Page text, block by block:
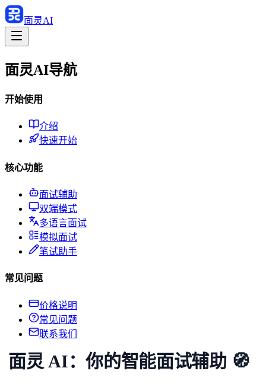
面灵AI
面灵AI导航
开始使用
介绍
快速开始
核心功能
面试辅助
双端模式
多语言面试
模拟面试
笔试助手
常见问题
价格说明
常见问题
联系我们
面灵 AI：你的智能面试辅助 🧭